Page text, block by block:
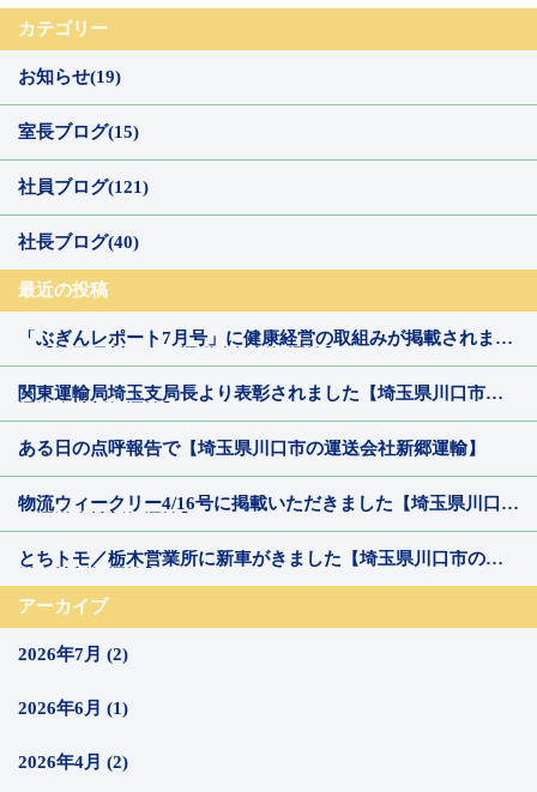
カテゴリー
お知らせ(19)
室長ブログ(15)
社員ブログ(121)
社長ブログ(40)
最近の投稿
「ぶぎんレポート7月号」に健康経営の取組みが掲載されまし
関東運輸局埼玉支局長より表彰されました【埼玉県川口市の
ある日の点呼報告で【埼玉県川口市の運送会社新郷運輸】
物流ウィークリー4/16号に掲載いただきました【埼玉県川口市
とちトモ／栃木営業所に新車がきました【埼玉県川口市の運
アーカイブ
2026年7月 (2)
2026年6月 (1)
2026年4月 (2)